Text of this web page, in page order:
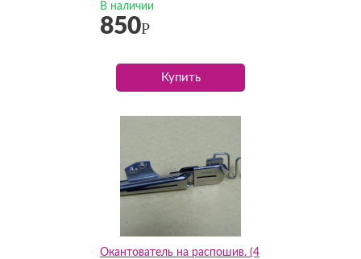
В наличии
850Р
Купить
Окантователь на распошив. (4